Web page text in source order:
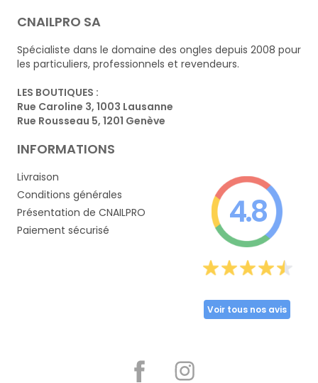
CNAILPRO SA
Spécialiste dans le domaine des ongles depuis 2008 pour
les particuliers, professionnels et revendeurs.
LES BOUTIQUES :
Rue Caroline 3, 1003 Lausanne
Rue Rousseau 5, 1201 Genève
INFORMATIONS
Livraison
Conditions générales
Présentation de CNAILPRO
Paiement sécurisé
4.8
Voir tous nos avis